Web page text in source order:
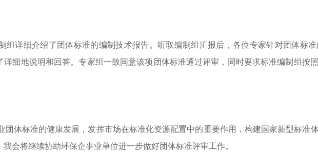
组详细介绍了团体标准的编制技术报告。听取编制组汇报后，各位专家针对团体标
详细地说明和回答。专家组一致同意该项团体标准通过评审，同时要求标准编制组按
团体标准的健康发展，发挥市场在标准化资源配置中的重要作用，构建国家新型标准
会将继续协助环保企事业单位进一步做好团体标准评审工作。